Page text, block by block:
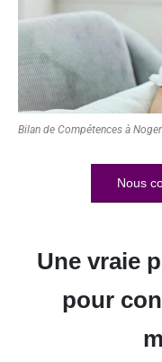
Bilan de Compétences à
Nous
Une vraie
pour